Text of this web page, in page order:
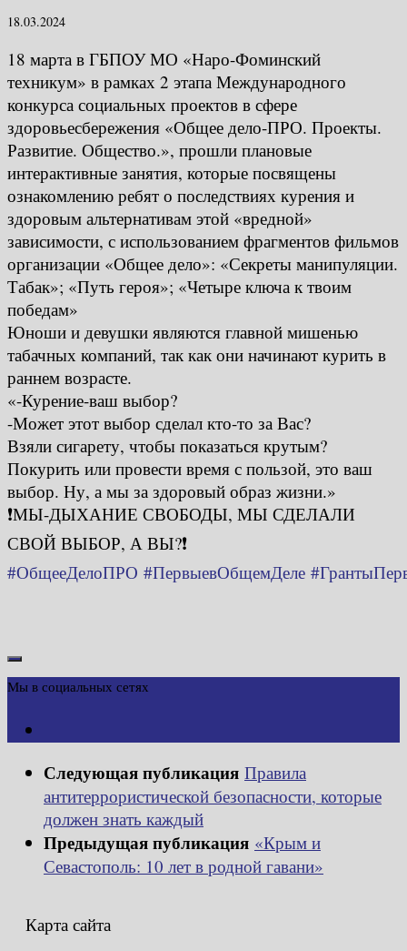
18.03.2024
18 марта в ГБПОУ МО «Наро-Фоминский
техникум» в рамках 2 этапа Международного
конкурса социальных проектов в сфере
здоровьесбережения «Общее дело-ПРО. Проекты.
Развитие. Общество.», прошли плановые
интерактивные занятия, которые посвящены
ознакомлению ребят о последствиях курения и
здоровым альтернативам этой «вредной»
зависимости, с использованием фрагментов фильмов
организации «Общее дело»: «Секреты манипуляции.
Табак»; «Путь героя»; «Четыре ключа к твоим
победам»
Юноши и девушки являются главной мишенью
табачных компаний, так как они начинают курить в
раннем возрасте.
«-Курение-ваш выбор?
-Может этот выбор сделал кто-то за Вас?
Взяли сигарету, чтобы показаться крутым?
Покурить или провести время с пользой, это ваш
выбор. Ну, а мы за здоровый образ жизни.»
❗️МЫ-ДЫХАНИЕ СВОБОДЫ, МЫ СДЕЛАЛИ
СВОЙ ВЫБОР, А ВЫ?❗️
#ОбщееДелоПРО #ПервыевОбщемДеле
Мы в социальных сетях
Следующая публикация Правила
антитеррористической безопасности, которые
должен знать каждый
Предыдущая публикация «Крым и
Севастополь: 10 лет в родной гавани»
Карта сайта